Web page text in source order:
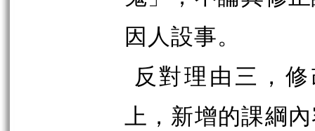
因人設事。
反對理由三，
上，新增的課綱